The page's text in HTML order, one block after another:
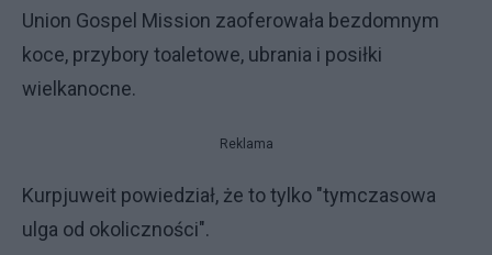
Union Gospel Mission zaoferowała bezdomnym
koce, przybory toaletowe, ubrania i posiłki
wielkanocne.
Reklama
Kurpjuweit powiedział, że to tylko "tymczasowa
ulga od okoliczności".